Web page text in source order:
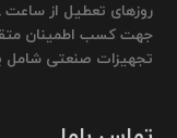
جهت کسب اطمینان
تجهیزات صنعتی شامل